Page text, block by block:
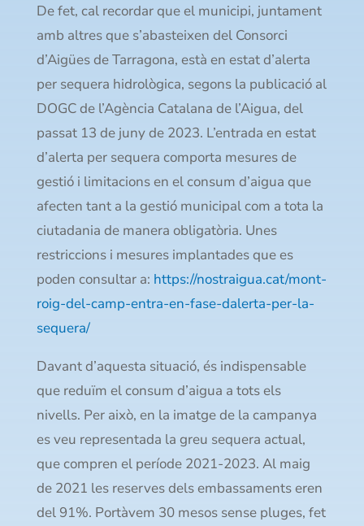
De fet, cal recordar que el municipi, juntament
amb altres que s’abasteixen del Consorci
d’Aigües de Tarragona, està en estat d’alerta
per sequera hidrològica, segons la publicació al
DOGC de l’Agència Catalana de l’Aigua, del
passat 13 de juny de 2023. L’entrada en estat
d’alerta per sequera comporta mesures de
gestió i limitacions en el consum d’aigua que
afecten tant a la gestió municipal com a tota la
ciutadania de manera obligatòria. Unes
restriccions i mesures implantades que es
poden consultar a: https://nostraigua.cat/mont-
roig-del-camp-entra-en-fase-dalerta-per-la-
sequera/
Davant d’aquesta situació, és indispensable
que reduïm el consum d’aigua a tots els
nivells. Per això, en la imatge de la campanya
es veu representada la greu sequera actual,
que compren el període 2021-2023. Al maig
de 2021 les reserves dels embassaments eren
del 91%. Portàvem 30 mesos sense pluges, fet